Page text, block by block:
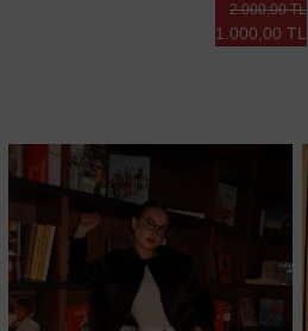
1.000,00 TL
2.000,00 TL